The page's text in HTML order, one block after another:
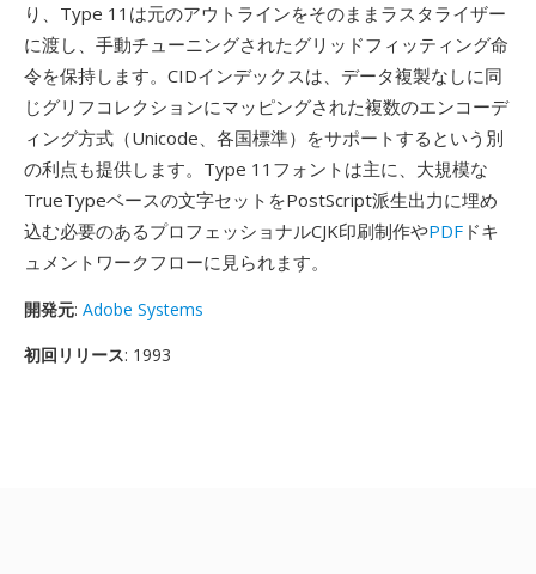
り、Type 11は元のアウトラインをそのままラスタライザー
に渡し、手動チューニングされたグリッドフィッティング命
令を保持します。CIDインデックスは、データ複製なしに同
じグリフコレクションにマッピングされた複数のエンコーデ
ィング方式（Unicode、各国標準）をサポートするという別
の利点も提供します。Type 11フォントは主に、大規模な
TrueTypeベースの文字セットをPostScript派生出力に埋め
込む必要のあるプロフェッショナルCJK印刷制作やPDF ドキ
ュメントワークフローに見られます。
開発元: Adobe Systems
初回リリース: 1993